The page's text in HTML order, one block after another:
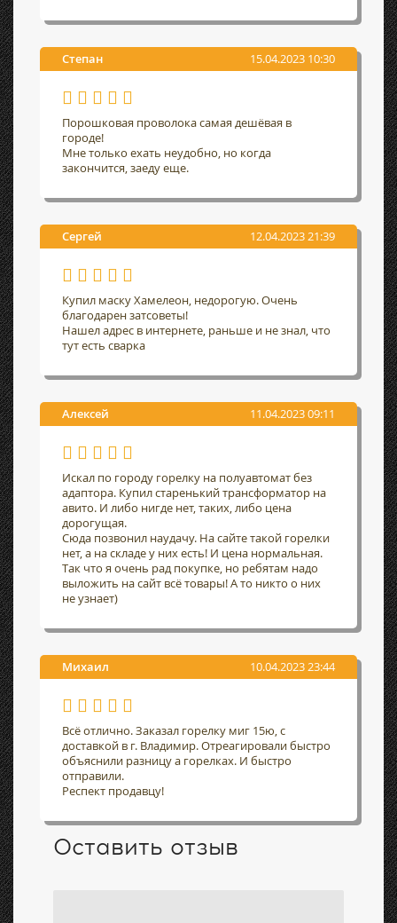
Степан 15.04.2023 10:30
Порошковая проволока самая дешёвая в
городе!
Мне только ехать неудобно, но когда
закончится, заеду еще.
Сергей 12.04.2023 21:39
Купил маску Хамелеон, недорогую. Очень
благодарен затсоветы!
Нашел адрес в интернете, раньше и не знал, что
тут есть сварка
Алексей 11.04.2023 09:11
Искал по городу горелку на полуавтомат без
адаптора. Купил старенький трансформатор на
авито. И либо нигде нет, таких, либо цена
дорогущая.
Сюда позвонил наудачу. На сайте такой горелки
нет, а на складе у них есть! И цена нормальная.
Так что я очень рад покупке, но ребятам надо
выложить на сайт всё товары! А то никто о них
не узнает)
Михаил 10.04.2023 23:44
Всё отлично. Заказал горелку миг 15ю, с
доставкой в г. Владимир. Отреагировали быстро
объяснили разницу а горелках. И быстро
отправили.
Респект продавцу!
Оставить отзыв